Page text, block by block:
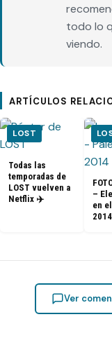
todo lo
viendo.
ARTÍCULOS
LOST
Todas las
temporadas de
LOST vuelven a
Netflix ✈️
–
en
2014
Ver